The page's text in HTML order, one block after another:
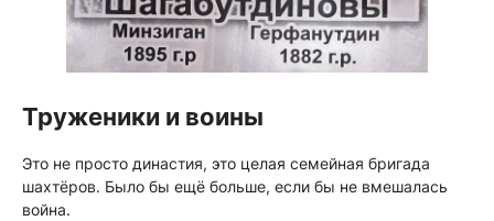
Труженики и воины
Это не просто династия, это целая семейная бригада
шахтёров. Было бы ещё больше, если бы не вмешалась
война.